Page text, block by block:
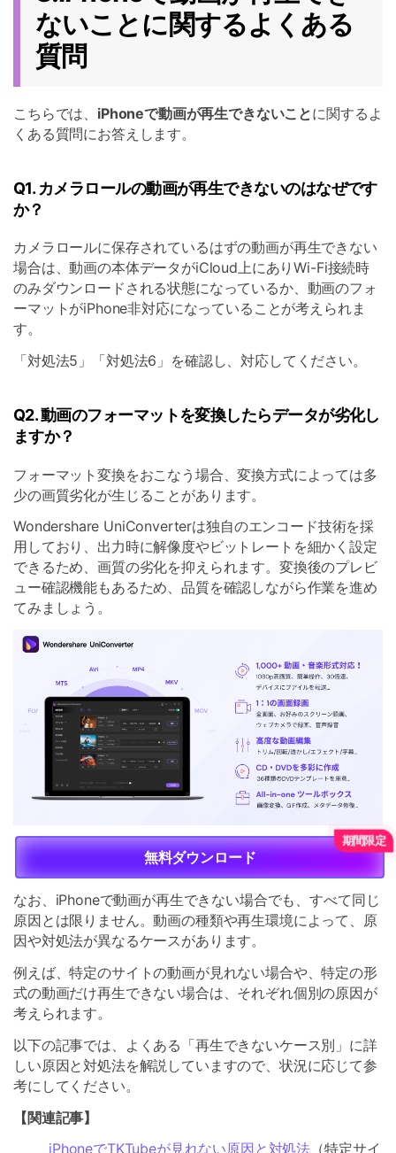
ないことに関するよくある
質問
こちらでは、 iPhoneで動画が再生できないことに関するよ
くある質問にお答えします。
Q1. カメラロールの動画が再生できないのはなぜです
か？
カメラロールに保存されているはずの動画が再生できない
場合は、動画の本体データがiCloud上にありWi-Fi接続時
のみダウンロードされる状態になっているか、動画のフォ
ーマットがiPhone非対応になっていることが考えられま
す。
「対処法5」「対処法6」を確認し、対応してください。
Q2. 動画のフォーマットを変換したらデータが劣化し
ますか？
フォーマット変換をおこなう場合、変換方式によっては多
少の画質劣化が生じることがあります。
Wondershare UniConverterは独自のエンコード技術を採
用しており、出力時に解像度やビットレートを細かく設定
できるため、画質の劣化を抑えられます。変換後のプレビ
ュー確認機能もあるため、品質を確認しながら作業を進め
てみましょう。
無料ダウンロード
なお、iPhoneで動画が再生できない場合でも、すべて同じ
原因とは限りません。動画の種類や再生環境によって、原
因や対処法が異なるケースがあります。
例えば、特定のサイトの動画が見れない場合や、特定の形
式の動画だけ再生できない場合は、それぞれ個別の原因が
考えられます。
以下の記事では、よくある「再生できないケース別」に詳
しい原因と対処法を解説していますので、状況に応じて参
考にしてください。
【関連記事】
iPhoneでTKTubeが見れない原因と対処法 （特定サイ